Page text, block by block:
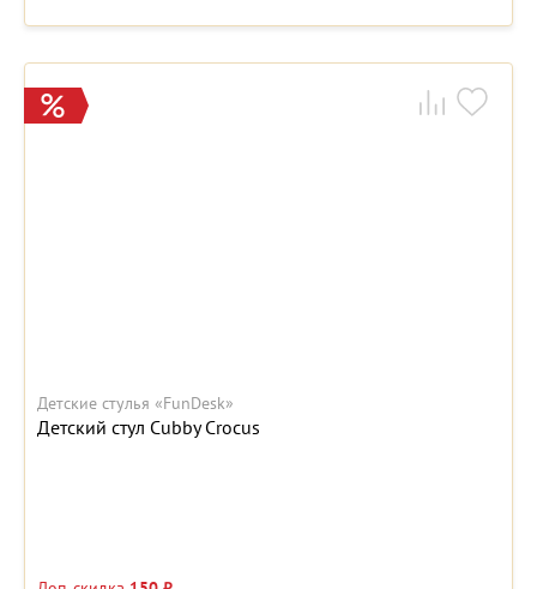
Детские стулья «FunDesk»
Детский стул Cubby Crocus